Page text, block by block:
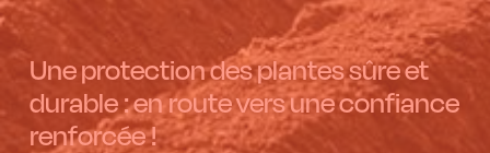
Une protection des plantes sûre et
durable : en route vers une confiance
renforcée !